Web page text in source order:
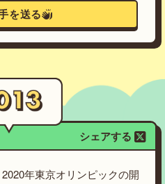
を送る
シェアする
年東京オリンピックの開